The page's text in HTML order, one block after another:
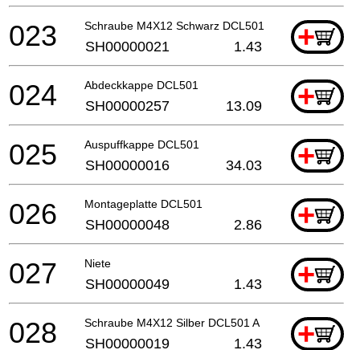
Schraube M4X12 Schwarz DCL501 +
023 SH00000021 1.43
Abdeckkappe DCL501 +
024 SH00000257 13.09
Auspuffkappe DCL501 +
025 SH00000016 34.03
Montageplatte DCL501 +
026 SH00000048 2.86
Niete +
027 SH00000049 1.43
Schraube M4X12 Silber DCL501 A +
028 SH00000019 1.43